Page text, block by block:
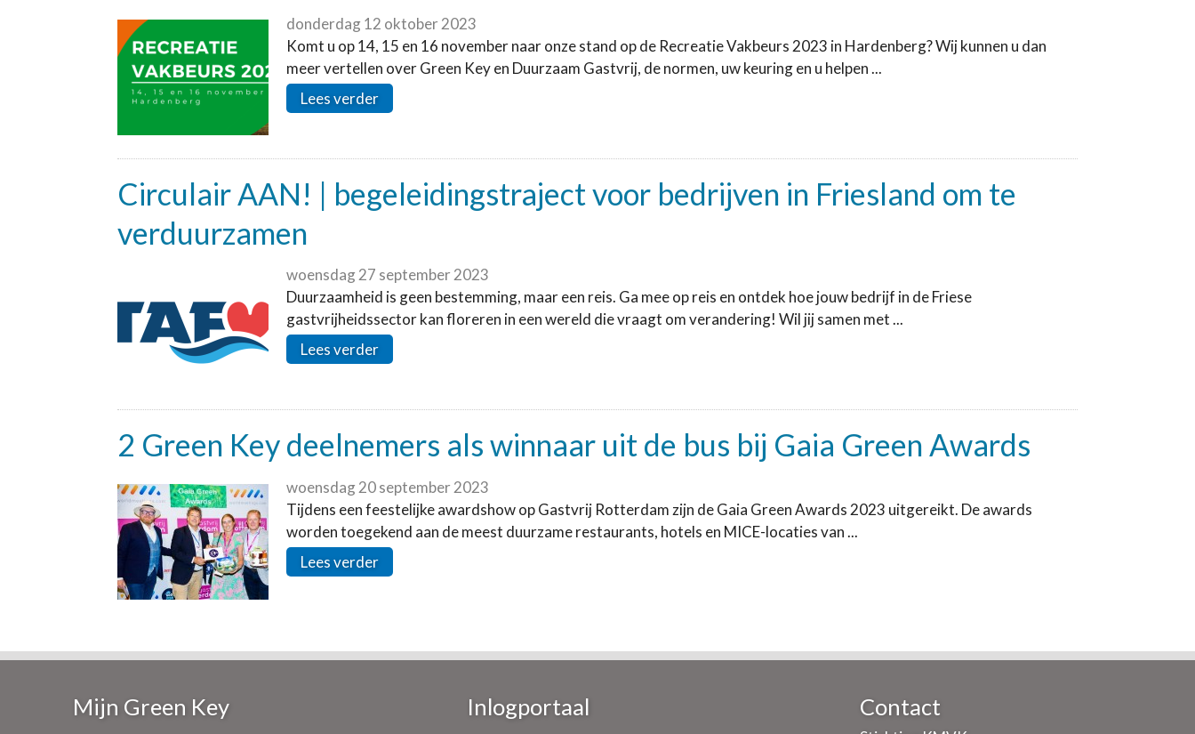
donderdag 12 oktober 2023
Komt u op 14, 15 en 16 november naar onze stand op de Recreatie Vakbeurs 2023 in Hardenberg? Wij kunnen u dan
meer vertellen over Green Key en Duurzaam Gastvrij, de normen, uw keuring en u helpen ...
Lees verder
Circulair AAN! | begeleidingstraject voor bedrijven in Friesland om te
verduurzamen
woensdag 27 september 2023
Duurzaamheid is geen bestemming, maar een reis. Ga mee op reis en ontdek hoe jouw bedrijf in de Friese
gastvrijheidssector kan floreren in een wereld die vraagt om verandering! Wil jij samen met ...
Lees verder
2 Green Key deelnemers als winnaar uit de bus bij Gaia Green Awards
woensdag 20 september 2023
Tijdens een feestelijke awardshow op Gastvrij Rotterdam zijn de Gaia Green Awards 2023 uitgereikt. De awards
worden toegekend aan de meest duurzame restaurants, hotels en MICE-locaties van ...
Lees verder
Mijn Green Key Inlogportaal Contact